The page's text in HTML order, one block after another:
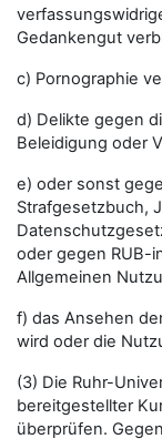
Gedankengut
c) Pornographie
d) Delikte gegen
Beleidigung oder
e) oder sonst
Strafgesetzbuch,
oder gegen RUB-
Allgemeinen
f) das Ansehen
wird oder die
(3) Die Ruhr-
bereitgestellter
überprüfen.